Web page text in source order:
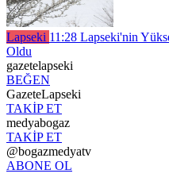
Lapseki 11:28 Lapseki'nin
Oldu
gazetelapseki
BEĞEN
GazeteLapseki
TAKİP ET
medyabogaz
TAKİP ET
@bogazmedyatv
ABONE OL